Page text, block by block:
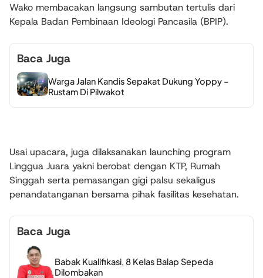
‎Wako membacakan langsung sambutan tertulis dari
Kepala Badan Pembinaan Ideologi Pancasila (BPIP).
Baca Juga
Warga Jalan Kandis Sepakat Dukung Yoppy –
Rustam Di Pilwakot
‎Usai upacara, juga dilaksanakan launching program
Linggua Juara yakni berobat dengan KTP, Rumah
Singgah serta pemasangan gigi palsu sekaligus
penandatanganan bersama pihak fasilitas kesehatan.
Baca Juga
Babak Kualifikasi, 8 Kelas Balap Sepeda
Dilombakan